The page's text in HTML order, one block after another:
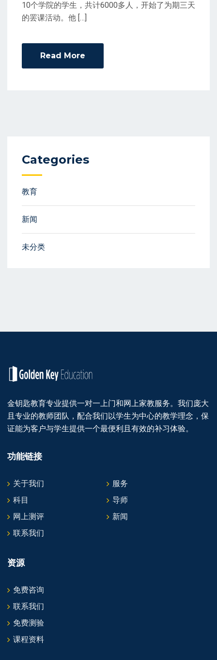
10个学院的学生，共计6000多人，开始了为期三天
的罢课活动。他 […]
Read More
Categories
教育
新闻
未分类
金钥匙教育专业提供一对一上门和网上家教服务。我们庞大
且专业的教师团队，配合我们以学生为中心的教学理念，保
证能为客户与学生提供一个最便利且有效的补习体验。
功能链接
关于我们
服务
科目
导师
网上测评
新闻
联系我们
资源
免费咨询
联系我们
免费测验
课程资料